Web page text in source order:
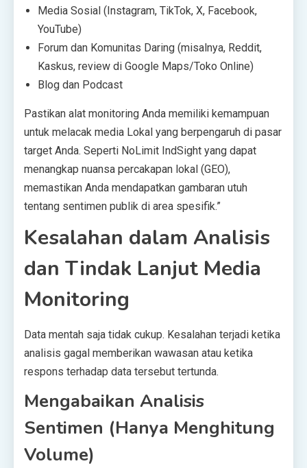
Media Sosial (Instagram, TikTok, X, Facebook,
YouTube)
Forum dan Komunitas Daring (misalnya, Reddit,
Kaskus, review di Google Maps/Toko Online)
Blog dan Podcast
Pastikan alat monitoring Anda memiliki kemampuan
untuk melacak media Lokal yang berpengaruh di pasar
target Anda. Seperti NoLimit IndSight yang dapat
menangkap nuansa percakapan lokal (GEO),
memastikan Anda mendapatkan gambaran utuh
tentang sentimen publik di area spesifik.”
Kesalahan dalam Analisis
dan Tindak Lanjut Media
Monitoring
Data mentah saja tidak cukup. Kesalahan terjadi ketika
analisis gagal memberikan wawasan atau ketika
respons terhadap data tersebut tertunda.
Mengabaikan Analisis
Sentimen (Hanya Menghitung
Volume)